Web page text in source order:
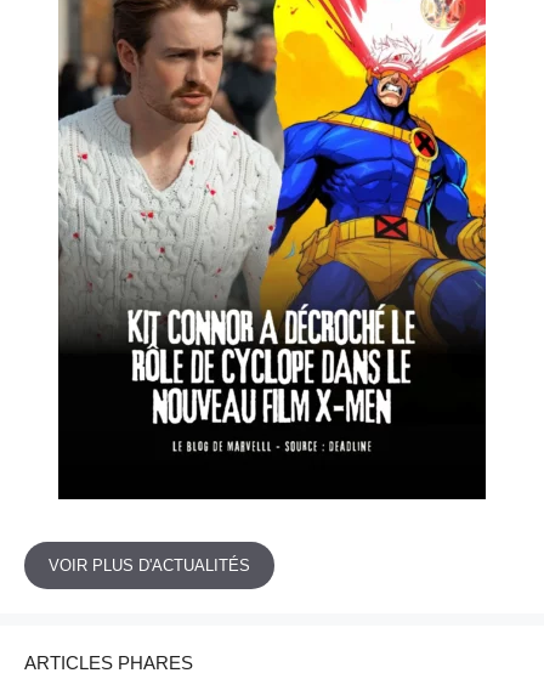
VOIR PLUS D'ACTUALITÉS
ARTICLES PHARES